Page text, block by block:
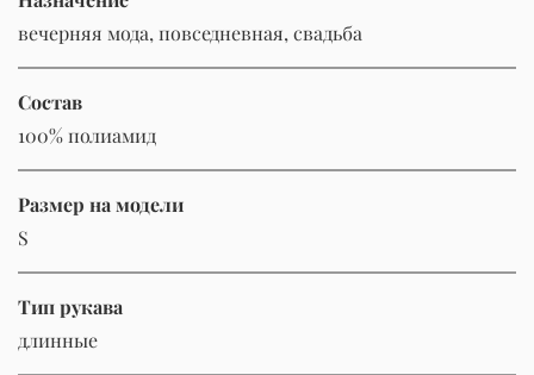
вечерняя мода, повседневная, свадьба
Состав
100% полиамид
Размер на модели
S
Тип рукава
длинные